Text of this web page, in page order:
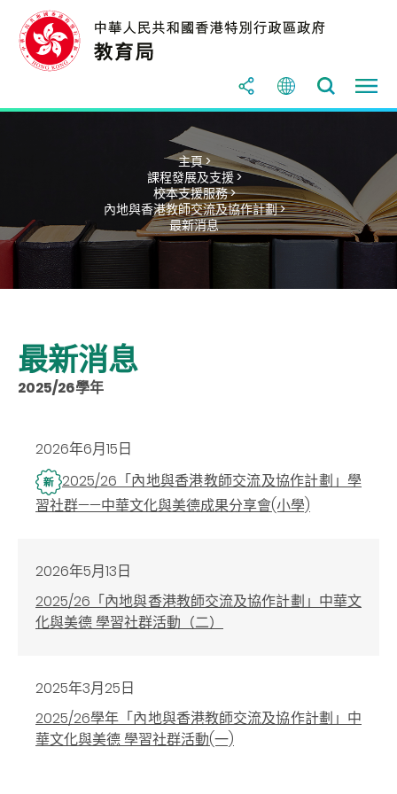
主頁 >
課程發展及支援 >
校本支援服務 >
內地與香港教師交流及協作計劃 >
最新消息
最新消息
2025/26學年
2026年6月15日
2025/26「內地與香港教師交流及協作計劃」學
習社群——中華文化與美德成果分享會(小學)
2026年5月13日
2025/26「內地與香港教師交流及協作計劃」中華文
化與美德 學習社群活動（二）
2025年3月25日
2025/26學年「內地與香港教師交流及協作計劃」中
華文化與美德 學習社群活動(一)